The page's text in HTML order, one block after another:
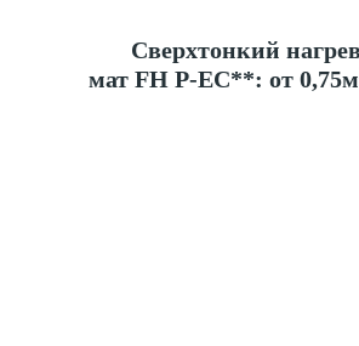
Сверхтонкий
мат FHP-EC**: от 0,75м